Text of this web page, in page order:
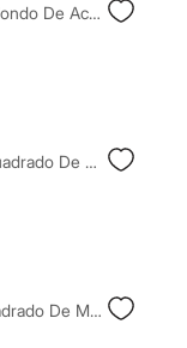
Óculos De Sol Unissex Redondo De Acetato Preto
Óculos De Sol Feminino Quadrado De Acetato Triton Marrom
Óculos De Sol Unissex Quadrado De Metal Triton Dourado